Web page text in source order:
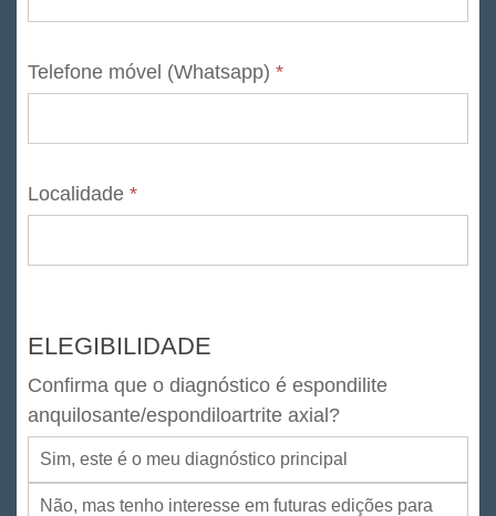
Telefone móvel (Whatsapp) *
Localidade *
ELEGIBILIDADE
Confirma que o diagnóstico é espondilite
anquilosante/espondiloartrite axial?
Sim, este é o meu diagnóstico principal
Não, mas tenho interesse em futuras edições para